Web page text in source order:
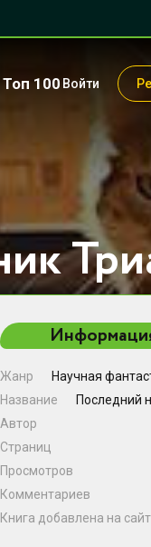
Топ 100 Войти
Жанр Научная
Название
Автор
Страниц
Просмотров
Комментариев
Книга добавлена на сайт